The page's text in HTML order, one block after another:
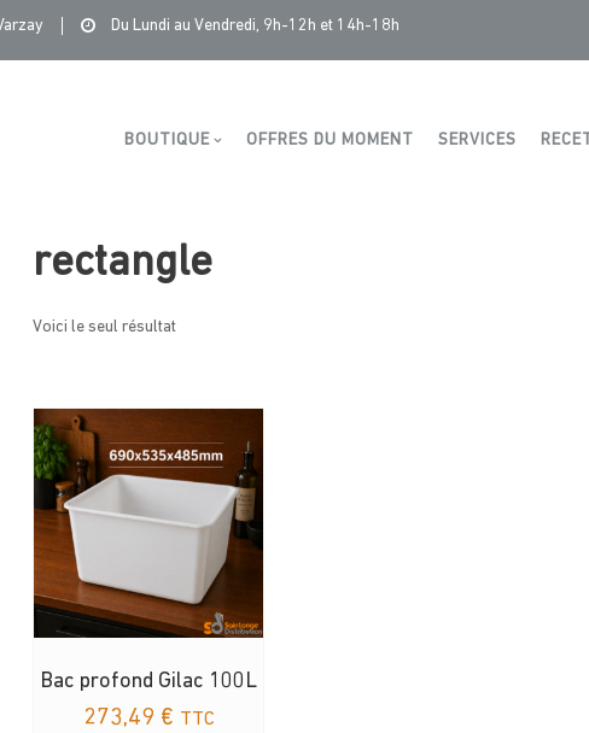
Du Lundi au Vendredi, 9h-12h et 14h-18h
BOUTIQUE OFFRES DU MOMENT SERVICES
Boutique
rectangle
Voici le seul résultat
Bac profond Gilac 100L
273,49 € TTC